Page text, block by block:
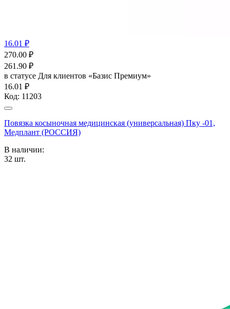
16.01 ₽
270.00 ₽
261.90 ₽
в статусе Для клиентов «Базис Премиум»
16.01 ₽
Код: 11203
Повязка косыночная медицинская (универсальная) Пку -01,
Медплант (РОССИЯ)
В наличии:
32 шт.